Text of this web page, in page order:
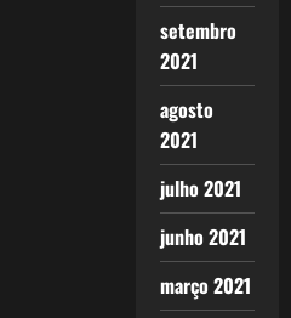
setembro
2021
agosto
2021
julho 2021
junho 2021
março 2021